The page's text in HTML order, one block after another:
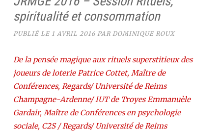
spiritualité et consommation
PUBLIÉ LE 1 AVRIL 2016 PAR DOMINIQUE ROUX
De la pensée magique aux rituels superstitieux des
joueurs de loterie Patrice Cottet, Maître de
Conférences, Regards/ Université de Reims
Champagne-Ardenne/ IUT de Troyes Emmanuèle
Gardair, Maître de Conférences en psychologie
sociale, C2S / Regards/ Université de Reims